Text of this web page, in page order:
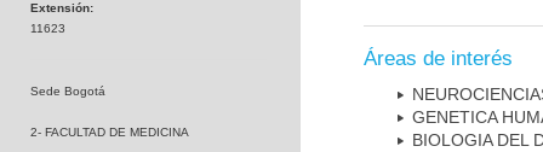
Extensión:
11623
Sede Bogotá
2- FACULTAD DE MEDICINA
Áreas de interés
GENETICA
BIOLOGIA DEL